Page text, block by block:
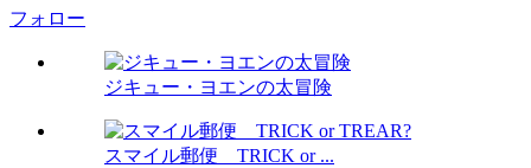
フォロー
ジキュー・ヨエンの太冒険
スマイル郵便 TRICK or ...